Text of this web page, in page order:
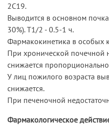
2C19.
Выводится в основном
30%). T1/2 - 0.5-1 ч.
Фармакокинетика в особых
При хронической почечной
снижается
У лиц пожилого возраста
снижается.
При печеночной
Фармакологическое